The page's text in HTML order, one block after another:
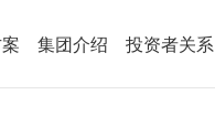
集团介绍 投资者关系